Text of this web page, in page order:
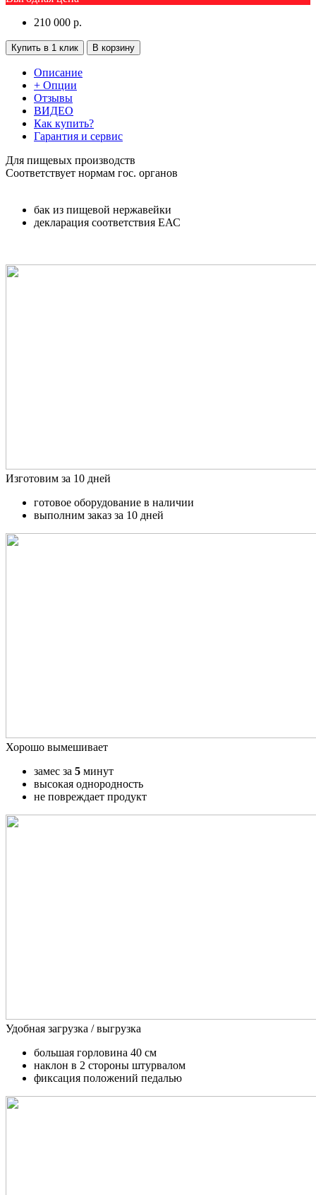
210 000 р.
Купить в 1 клик В корзину
Описание
+ Опции
Отзывы
ВИДЕО
Как купить?
Гарантия и сервис
Для пищевых производств
Соответствует нормам гос. органов
бак из пищевой нержавейки
декларация соответствия ЕАС
Изготовим за 10 дней
готовое оборудование в наличии
выполним заказ за 10 дней
Хорошо вымешивает
замес за 5 минут
высокая однородность
не повреждает продукт
Удобная загрузка / выгрузка
большая горловина 40 см
наклон в 2 стороны штурвалом
фиксация положений педалью